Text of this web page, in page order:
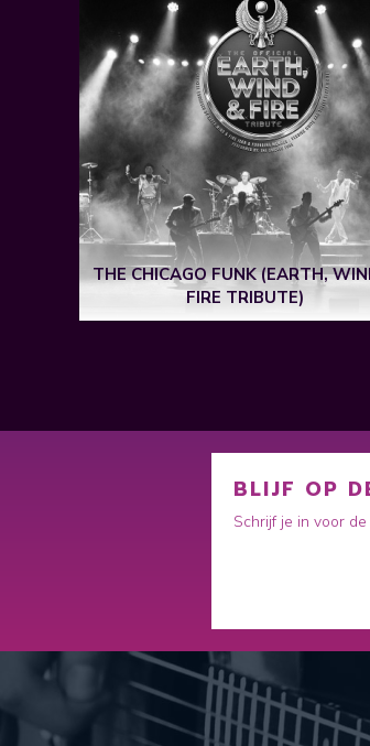
THE CHICAGO FUNK (EARTH,
FIRE TRIBUTE)
BLIJF OP
Schrijf je in voor